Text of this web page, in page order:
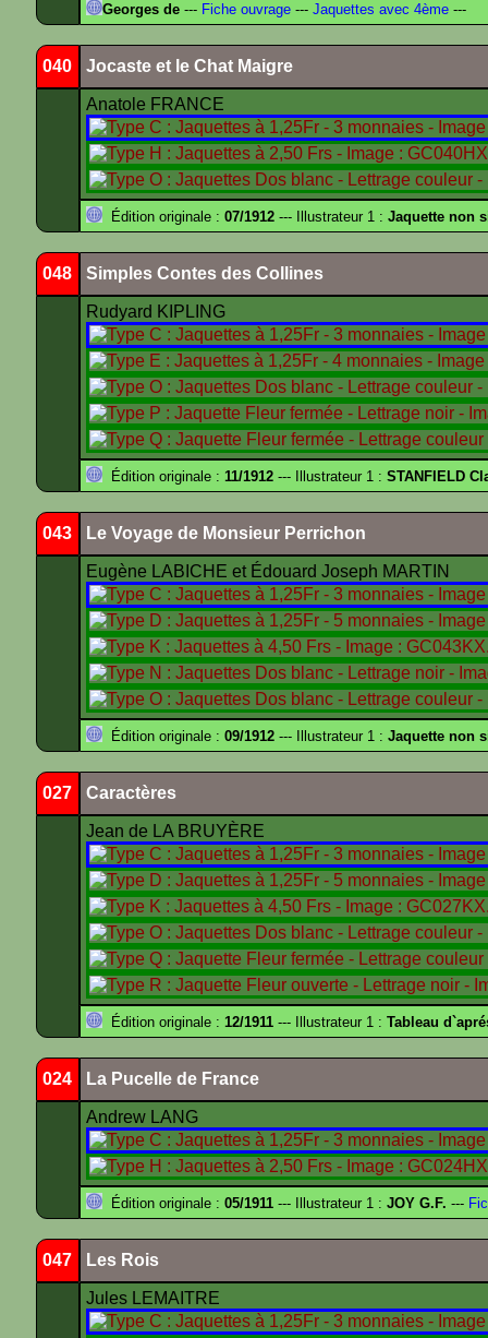
Georges de --- Fiche ouvrage --- Jaquettes avec 4ème ---
040 Jocaste et le Chat Maigre
Anatole FRANCE
Édition originale : 07/1912 --- Illustrateur 1 : Jaquette non
048 Simples Contes des Collines
Rudyard KIPLING
Édition originale : 11/1912 --- Illustrateur 1 : STANFIELD
043 Le Voyage de Monsieur Perrichon
Eugène LABICHE et Édouard Joseph MARTIN
Édition originale : 09/1912 --- Illustrateur 1 : Jaquette non
027 Caractères
Jean de LA BRUYÈRE
Édition originale : 12/1911 --- Illustrateur 1 : Tableau
024 La Pucelle de France
Andrew LANG
Édition originale : 05/1911 --- Illustrateur 1 : JOY G.F. ---
047 Les Rois
Jules LEMAITRE